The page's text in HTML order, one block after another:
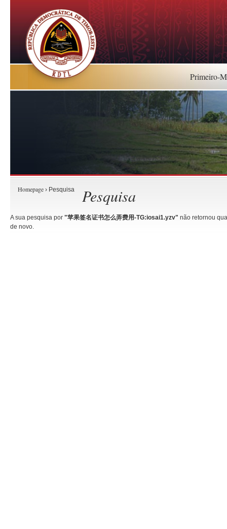
Primeiro-
Homepage › Pesquisa Pesquisa
A sua pesquisa por "苹果签名证书怎么弄费用-TG:iosai1.yzv" não retornou
de novo.